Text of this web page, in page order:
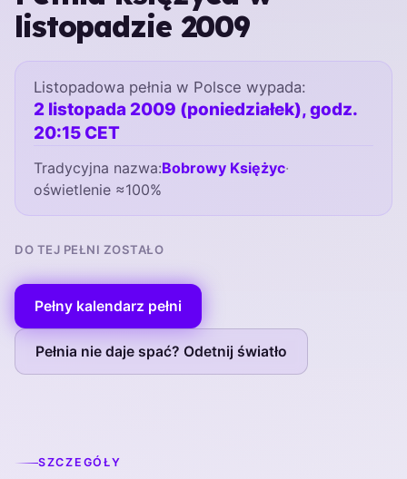
listopadzie 2009
Listopadowa pełnia w Polsce wypada:
2 listopada 2009 (poniedziałek), godz.
20:15 CET
Tradycyjna nazwa:Bobrowy Księżyc·
oświetlenie ≈100%
DO TEJ PEŁNI ZOSTAŁO
Pełny kalendarz pełni
Pełnia nie daje spać? Odetnij światło
SZCZEGÓŁY